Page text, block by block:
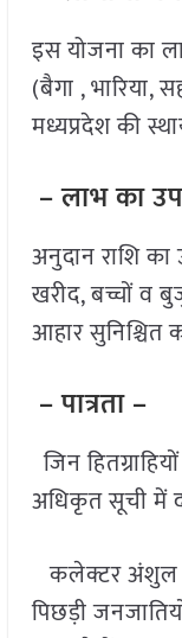
इस योजना का
(बैगा , भारिया,
मध्यप्रदेश की
– लाभ का
अनुदान राशि
खरीद, बच्चों व
आहार सुनिश्चित
– पात्रता –
जिन
अधिकृत सूची में
कलेक्टर अंशुल
पिछड़ी